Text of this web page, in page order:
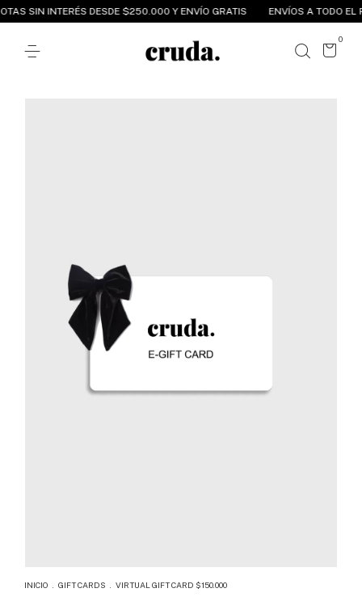
SIN INTERÉS DESDE $250.000 Y ENVÍO GRATIS ENVÍOS A TODO EL
0
INICIO GIFT CARDS VIRTUAL GIFT CARD $150.000